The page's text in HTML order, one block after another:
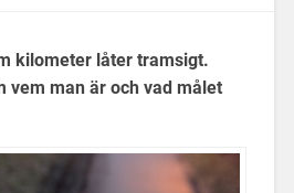
kilometer låter tramsigt.
vem man är och vad målet